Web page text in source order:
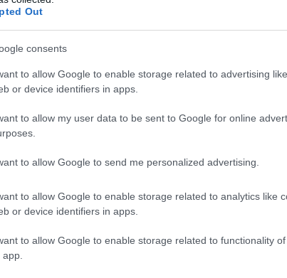
Out
consents
to allow Google to enable storage related to advertising
or device identifiers in apps.
to allow my user data to be sent to Google for online
to allow Google to send me personalized advertising.
to allow Google to enable storage related to analytics like
or device identifiers in apps.
to allow Google to enable storage related to functionality
giudiziario l’imputato ha cercato di impressionare gli